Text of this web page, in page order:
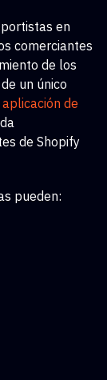
en
comerciantes
de los
un único
aplicación de
de Shopify
pueden: